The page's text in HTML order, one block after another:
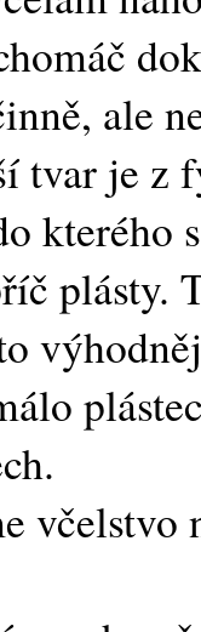
ale
tvar je z
kterého
plásty.
včelstvo